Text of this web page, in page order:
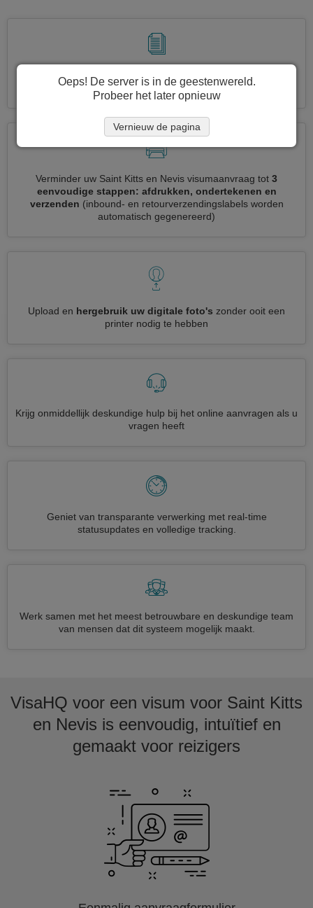
Vraag tegelijkertijd meerdere visa aan
automatisch, geen
noodzaak om herhaalde informatie in te voeren
Verminder uw Saint Kitts en Nevis visumaanvraag tot 3
eenvoudige stappen: afdrukken, ondertekenen en
verzenden (inbound- en retourverzendingslabels worden
automatisch gegenereerd)
Upload en hergebruik uw digitale foto's zonder ooit een
printer nodig te hebben
Krijg onmiddellijk deskundige hulp bij het online aanvragen als u
vragen heeft
Geniet van transparante verwerking met real-time
statusupdates en volledige tracking.
Werk samen met het meest betrouwbare en deskundige team
van mensen dat dit systeem mogelijk maakt.
VisaHQ voor een visum voor Saint Kitts
en Nevis is eenvoudig, intuïtief en
gemaakt voor reizigers
Oeps! De server is in de geestenwereld.
Probeer het later opnieuw
Vernieuw de pagina